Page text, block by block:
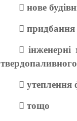
 нове
 придбання
 інженерні
 утеплення
 тощо